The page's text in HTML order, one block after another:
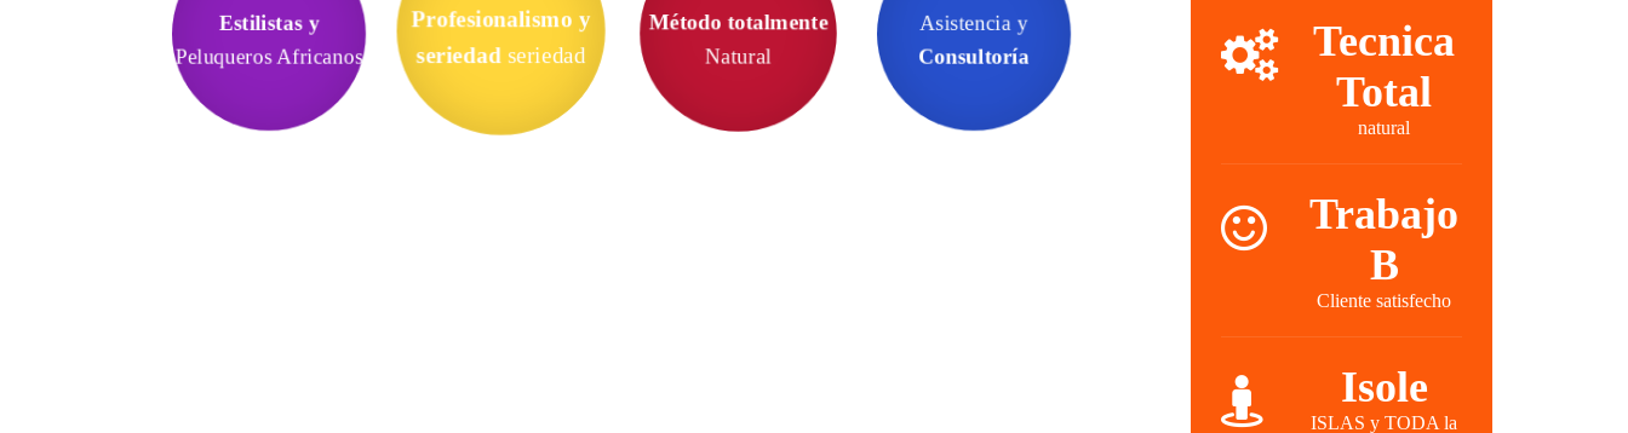
Estilistas y
Peluqueros Africanos
Profesionalismo y
seriedadseriedad
Método totalmente
Natural
Asistencia y
Consultoría
Tecnica
Total
natural
Trabajo
B
Cliente satisfecho
Isole
ISLAS y TODA la